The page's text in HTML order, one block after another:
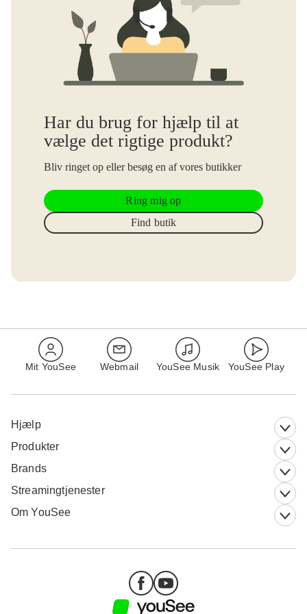
Har du brug for hjælp til at
vælge det rigtige produkt?
Bliv ringet op eller besøg en af vores butikker
Ring mig op
Find butik
Mit YouSee Webmail YouSee Musik YouSee Play
Hjælp
Produkter
Brands
Streamingtjenester
Om YouSee